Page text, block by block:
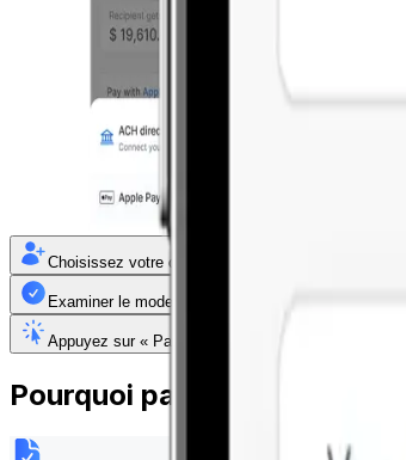
Choisissez votre destinataire
Examiner le mode de paiement
Appuyez sur « Payer » pour compléter
Pourquoi payer avec Apple